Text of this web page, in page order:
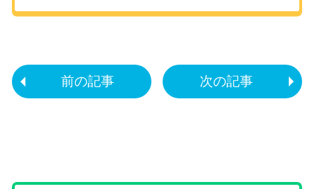
前の記事 次の記事